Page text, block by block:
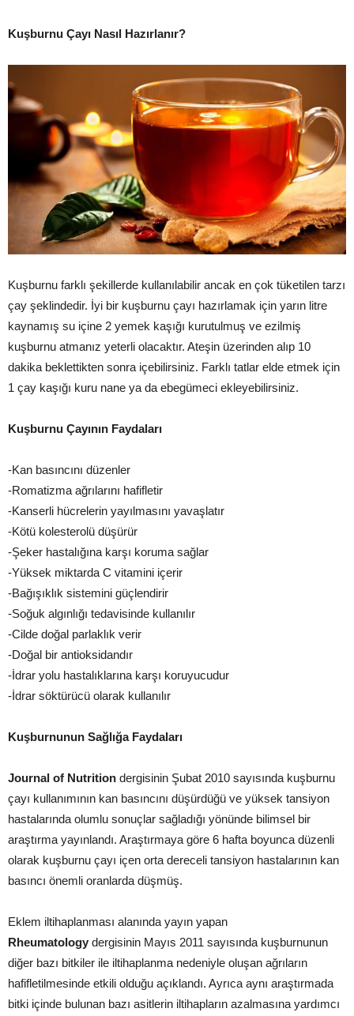
Kuşburnu Çayı Nasıl Hazırlanır?
Kuşburnu farklı şekillerde kullanılabilir ancak en çok tüketilen tarzı
çay şeklindedir. İyi bir kuşburnu çayı hazırlamak için yarın litre
kaynamış su içine 2 yemek kaşığı kurutulmuş ve ezilmiş
kuşburnu atmanız yeterli olacaktır. Ateşin üzerinden alıp 10
dakika beklettikten sonra içebilirsiniz. Farklı tatlar elde etmek için
1 çay kaşığı kuru nane ya da ebegümeci ekleyebilirsiniz.
Kuşburnu Çayının Faydaları
-Kan basıncını düzenler
-Romatizma ağrılarını hafifletir
-Kanserli hücrelerin yayılmasını yavaşlatır
-Kötü kolesterolü düşürür
-Şeker hastalığına karşı koruma sağlar
-Yüksek miktarda C vitamini içerir
-Bağışıklık sistemini güçlendirir
-Soğuk algınlığı tedavisinde kullanılır
-Cilde doğal parlaklık verir
-Doğal bir antioksidandır
-İdrar yolu hastalıklarına karşı koruyucudur
-İdrar söktürücü olarak kullanılır
Kuşburnunun Sağlığa Faydaları
Journal of Nutrition dergisinin Şubat 2010 sayısında kuşburnu
çayı kullanımının kan basıncını düşürdüğü ve yüksek tansiyon
hastalarında olumlu sonuçlar sağladığı yönünde bilimsel bir
araştırma yayınlandı. Araştırmaya göre 6 hafta boyunca düzenli
olarak kuşburnu çayı içen orta dereceli tansiyon hastalarının kan
basıncı önemli oranlarda düşmüş.
Eklem iltihaplanması alanında yayın yapan
Rheumatology dergisinin Mayıs 2011 sayısında kuşburnunun
diğer bazı bitkiler ile iltihaplanma nedeniyle oluşan ağrıların
hafifletilmesinde etkili olduğu açıklandı. Ayrıca aynı araştırmada
bitki içinde bulunan bazı asitlerin iltihapların azalmasına yardımcı